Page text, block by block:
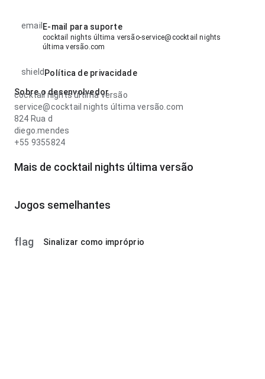
email E-mail para suporte
cocktail nights última versão-service@cocktail nights
última versão.com
shield Política de privacidade
Sobre o desenvolvedor
cocktail nights última versão
service@cocktail nights última versão.com
824 Rua d
diego.mendes
+55 9355824
Mais de cocktail nights última versão
Jogos semelhantes
flag Sinalizar como impróprio